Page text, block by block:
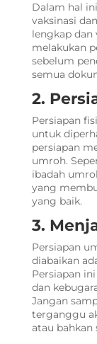
Dalam hal
vaksinasi
lengkap dan
melakukan
sebelum
semua
2.
Persiapan
untuk
persiapan
umroh.
ibadah
yang
yang baik.
3.
Persiapan
diabaikan
Persiapan
dan
Jangan
terganggu
atau bahkan